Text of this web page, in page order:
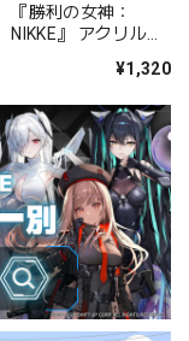
『勝利の女神：
NIKKE』 アクリルス
シャープレッスン
¥1,320